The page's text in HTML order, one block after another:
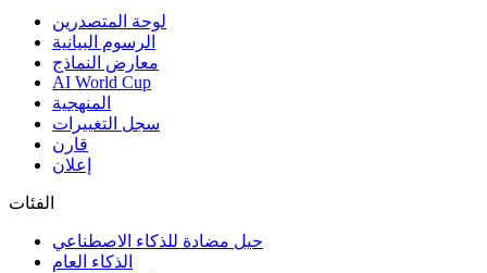
لوحة المتصدرين
الرسوم البيانية
معارض النماذج
AI World Cup
المنهجية
سجل التغييرات
قارن
إعلان
الفئات
حيل مضادة للذكاء الاصطناعي
الذكاء العام